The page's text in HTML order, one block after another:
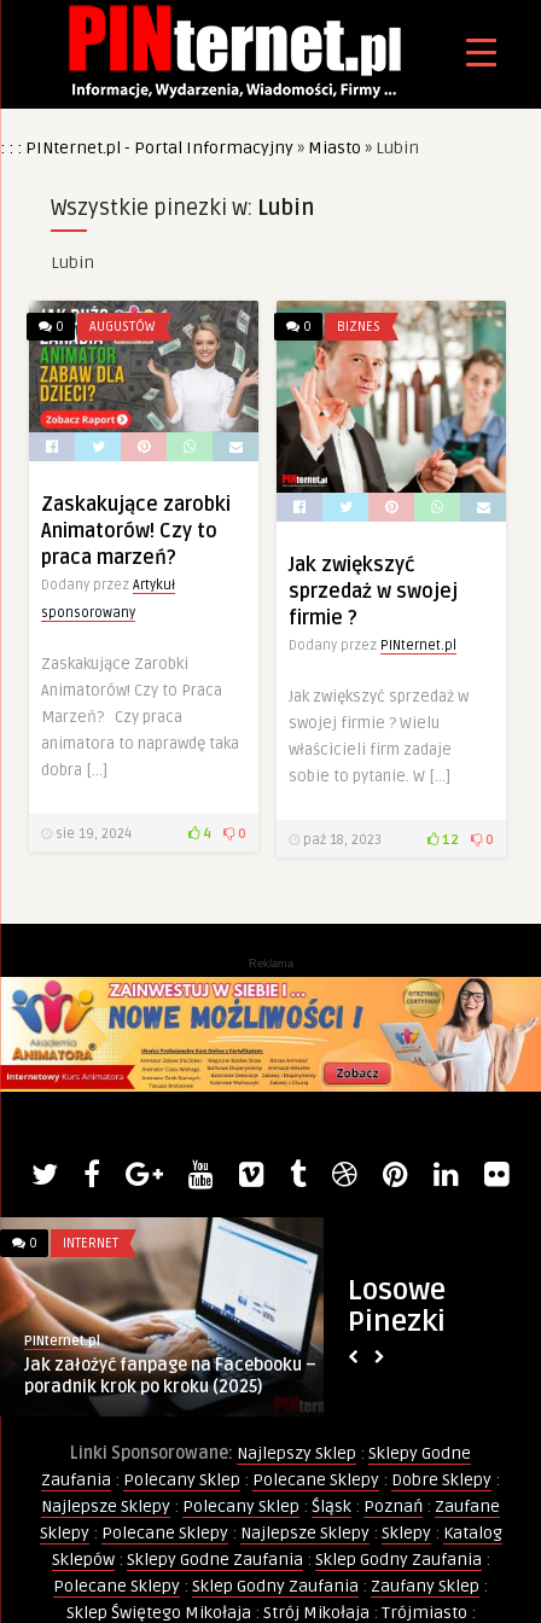
: : : PINternet.pl - Portal Informacyjny» Miasto » Lubin
Wszystkie pinezki w: Lubin
Lubin
0 AUGUSTÓW
Zaskakujące zarobki
Animatorów! Czy to
praca marzeń?
Dodany przez Artykuł
sponsorowany
Zaskakujące Zarobki
Animatorów! Czy to Praca
Marzeń? Czy praca
animatora to naprawdę taka
dobra […]
sie 19, 2024 4 0
0 BIZNES
Jak zwiększyć
sprzedaż w swojej
firmie ?
Dodany przez PINternet.pl
Jak zwiększyć sprzedaż w
swojej firmie ? Wielu
właścicieli firm zadaje
sobie to pytanie. W […]
paź 18, 2023 12 0
Reklama
Losowe
Pinezki
0 INTERNET
PINternet.pl
Jak założyć fanpage na Facebooku –
poradnik krok po kroku (2025)
Linki Sponsorowane: Najlepszy Sklep : Sklepy Godne
Zaufania : Polecany Sklep : Polecane Sklepy : Dobre Sklepy :
Najlepsze Sklepy : Polecany Sklep : Śląsk : Poznań : Zaufane
Sklepy: Polecane Sklepy: Najlepsze Sklepy: Sklepy: Katalog
Sklepów: Sklepy Godne Zaufania : Sklep Godny Zaufania :
Polecane Sklepy : Sklep Godny Zaufania : Zaufany Sklep :
Sklep Świętego Mikołaja : Strój Mikołaja : Trójmiasto :